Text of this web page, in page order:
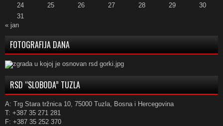
24
25 26 27 28 29
30
31
« jan
FOTOGRAFIJA DANA
RSD “SLOBODA” TUZLA
A: Trg Stara tržnica 10, 75000 Tuzla, Bosna i Hercegovina
T: +387 35 271 281
F: +387 35 252 370